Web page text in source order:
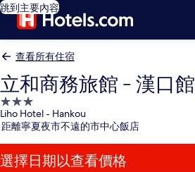
跳到主要內容
查看所有住宿
立和商務旅館 - 漢口館
3.0
星
級
住
宿
Liho Hotel - Hankou
距離寧夏夜市不遠的市中心飯店
選擇日期以查看價格